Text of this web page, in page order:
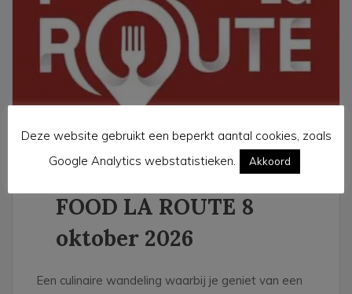
FOOD LA ROUTE 8
oktober 2026
Een culinaire wandeling waarbij je geniet van een
Deze website gebruikt een beperkt aantal cookies, zoals
Google Analytics webstatistieken.
Akkoord